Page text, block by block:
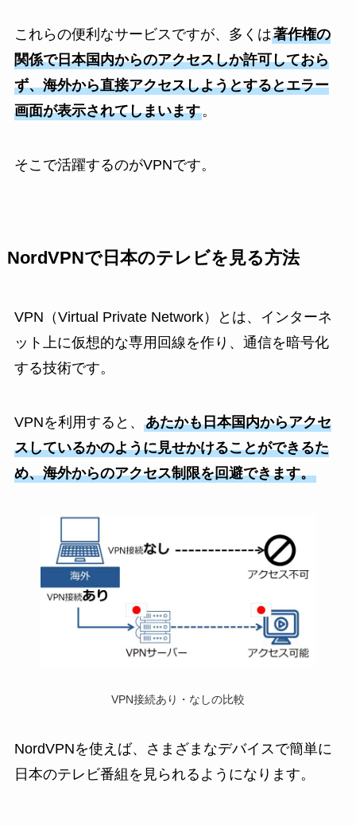
これらの便利なサービスですが、多くは著作権の
関係で日本国内からのアクセスしか許可しておら
ず、海外から直接アクセスしようとするとエラー
画面が表示されてしまいます。
そこで活躍するのがVPNです。
NordVPNで日本のテレビを見る方法
VPN（Virtual Private Network）とは、インターネ
ット上に仮想的な専用回線を作り、通信を暗号化
する技術です。
VPNを利用すると、 あたかも日本国内からアクセ
スしているかのように見せかけることができるた
め、海外からのアクセス制限を回避できます。
VPN接続あり・なしの比較
NordVPNを使えば、さまざまなデバイスで簡単に
日本のテレビ番組を見られるようになります。